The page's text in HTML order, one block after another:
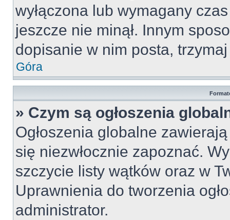
wyłączona lub wymagany
jeszcze nie minął. Innym
dopisanie w nim posta,
Góra
» Czym są ogłoszenia
Ogłoszenia globalne
się niezwłocznie zapoznać.
szczycie listy wątków oraz w
Uprawnienia do tworzenia
administrator.